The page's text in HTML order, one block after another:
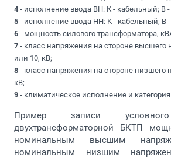
4 - исполнение ввода ВН: К - кабельный; В
5 - исполнение ввода НН: К - кабельный; В
6 - мощность силового трансформатора,
7 - класс напряжения на стороне высшего
или 10, кВ;
8 - класс напряжения на стороне низшего
кВ;
9 - климатическое исполнение и
Пример записи
двухтрансформаторной БКТП
номинальным высшим
номинальным низшим